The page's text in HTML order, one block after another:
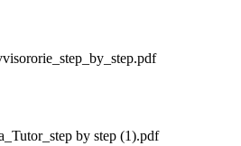
by step (1).pdf